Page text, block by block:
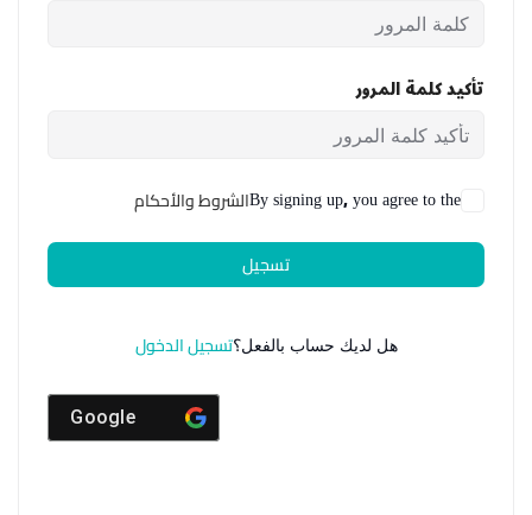
تأكيد كلمة المرور
By signing up, you agree to theالشروط والأحكام
تسجيل
هل لديك حساب بالفعل؟تسجيل الدخول
Google